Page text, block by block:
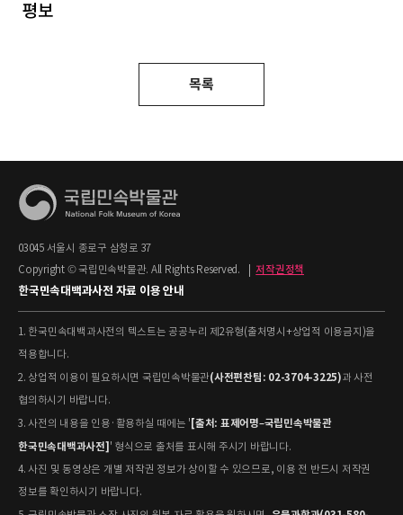
평보
목록
03045 서울시 종로구 삼청로 37
Copyright © 국립민속박물관. All Rights Reserved.
저작권정책
한국민속대백과사전 자료 이용 안내
1. 한국민속대백과사전의 텍스트는 공공누리 제2유형(출처명시+상업적 이용금지)을
적용합니다.
2. 상업적 이용이 필요하시면 국립민속박물관(사전편찬팀: 02-3704-3225)과 사전
협의하시기 바랍니다.
3. 사전의 내용을 인용·활용하실 때에는 ' [출처: 표제어명–국립민속박물관
한국민속대백과사전] ' 형식으로 출처를 표시해 주시기 바랍니다.
4. 사진 및 동영상은 개별 저작권 정보가 상이할 수 있으므로, 이용 전 반드시 저작권
정보를 확인하시기 바랍니다.